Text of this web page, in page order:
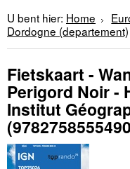
U bent hier: Home
Dordogne (departement)
Fietskaart -
Perigord Noir -
Institut